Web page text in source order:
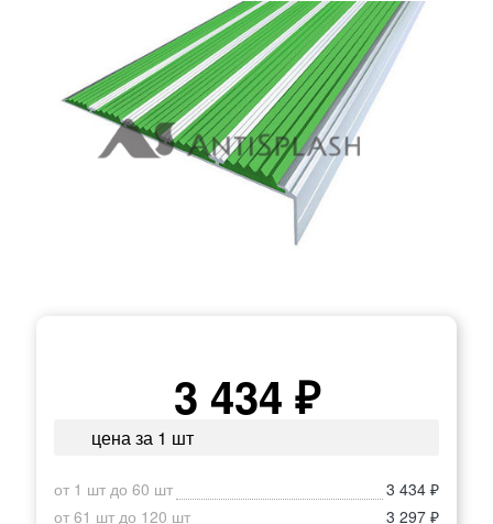
3 434 ₽
цена за 1 шт
от 1 шт до 60 шт
3 434 ₽
от 61 шт до 120 шт
3 297 ₽